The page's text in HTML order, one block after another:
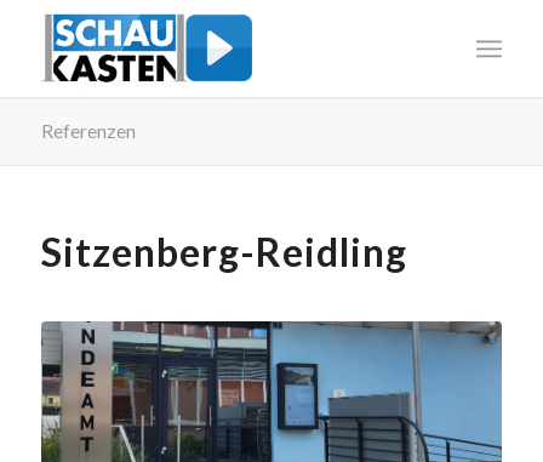
Referenzen
Sitzenberg-Reidling